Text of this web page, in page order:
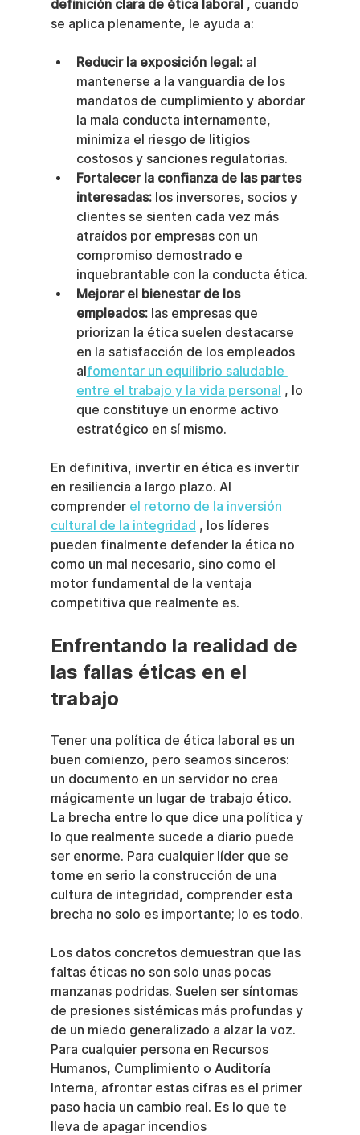
definición clara de ética laboral , cuando
se aplica plenamente, le ayuda a:
Reducir la exposición legal: al
mantenerse a la vanguardia de los
mandatos de cumplimiento y abordar
la mala conducta internamente,
minimiza el riesgo de litigios
costosos y sanciones regulatorias.
Fortalecer la confianza de las partes
interesadas: los inversores, socios y
clientes se sienten cada vez más
atraídos por empresas con un
compromiso demostrado e
inquebrantable con la conducta ética.
Mejorar el bienestar de los
empleados: las empresas que
priorizan la ética suelen destacarse
en la satisfacción de los empleados
alfomentar un equilibrio saludable
entre el trabajo y la vida personal , lo
que constituye un enorme activo
estratégico en sí mismo.
En definitiva, invertir en ética es invertir
en resiliencia a largo plazo. Al
comprender el retorno de la inversión
cultural de la integridad , los líderes
pueden finalmente defender la ética no
como un mal necesario, sino como el
motor fundamental de la ventaja
competitiva que realmente es.
Enfrentando la realidad de
las fallas éticas en el
trabajo
Tener una política de ética laboral es un
buen comienzo, pero seamos sinceros:
un documento en un servidor no crea
mágicamente un lugar de trabajo ético.
La brecha entre lo que dice una política y
lo que realmente sucede a diario puede
ser enorme. Para cualquier líder que se
tome en serio la construcción de una
cultura de integridad, comprender esta
brecha no solo es importante; lo es todo.
Los datos concretos demuestran que las
faltas éticas no son solo unas pocas
manzanas podridas. Suelen ser síntomas
de presiones sistémicas más profundas y
de un miedo generalizado a alzar la voz.
Para cualquier persona en Recursos
Humanos, Cumplimiento o Auditoría
Interna, afrontar estas cifras es el primer
paso hacia un cambio real. Es lo que te
lleva de apagar incendios